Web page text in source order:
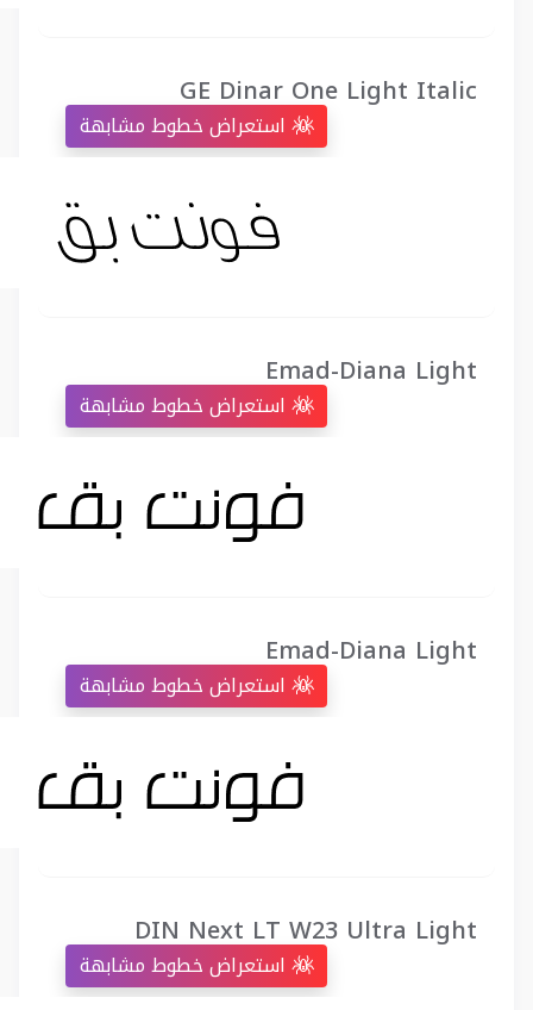
GE Dinar One Light Italic
Emad-Diana Light
Emad-Diana Light
DIN Next LT W23 Ultra Light